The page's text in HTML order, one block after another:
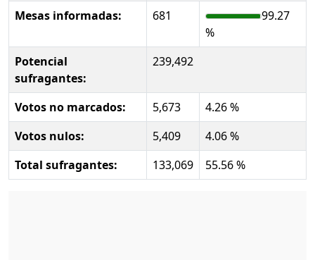
Mesas informadas:
681
99.27
%
Potencial
sufragantes:
239,492
Votos no marcados: 5,673
4.26 %
Votos nulos:
5,409
4.06 %
Total sufragantes:
133,069 55.56 %